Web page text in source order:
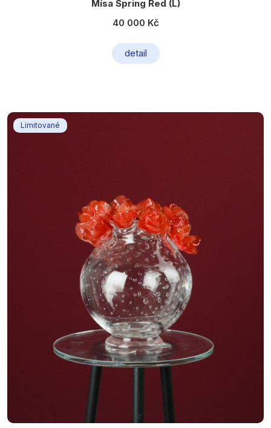
Mísa Spring Red (L)
40 000 Kč
detail
Limitované